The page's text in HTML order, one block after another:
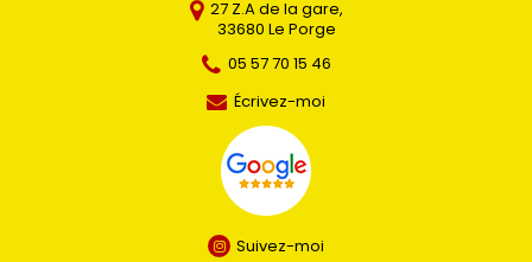
27 Z.A de la gare,
33680 Le Porge
05 57 70 15 46
Écrivez-moi
Suivez-moi